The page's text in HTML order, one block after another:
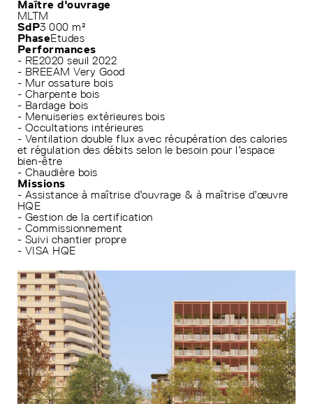
Maître d'ouvrage
MLTM
SdP3 000 m²
PhaseEtudes
Performances
- RE2020 seuil 2022
- BREEAM Very Good
- Mur ossature bois
- Charpente bois
- Bardage bois
- Menuiseries extérieures bois
- Occultations intérieures
- Ventilation double flux avec récupération des calories
et régulation des débits selon le besoin pour l’espace
bien-être
- Chaudière bois
Missions
- Assistance à maîtrise d’ouvrage & à maîtrise d’œuvre
HQE
- Gestion de la certification
- Commissionnement
- Suivi chantier propre
- VISA HQE